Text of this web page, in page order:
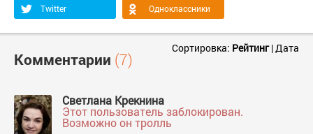
Twitter
Одноклассники
Комментарии (7)
Сортировка: Рейтинг|Дата
Светлана Крекнина
Этот пользователь заблокирован.
Возможно он тролль